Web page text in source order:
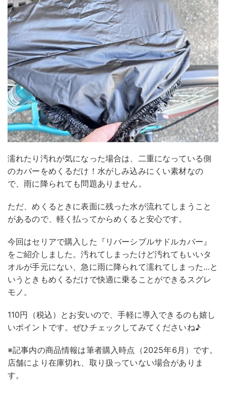
濡れたり汚れが気になった場合は、二重になっている側
のカバーをめくるだけ！水がしみ込みにくい素材なの
で、雨に降られても問題ありません。
ただ、めくるときに表面に残った水が流れてしまうこと
があるので、軽く払ってからめくると安心です。
今回はセリアで購入した『リバーシブルサドルカバー』
をご紹介しました。汚れてしまったけど汚れてもいいタ
オルが手元にない、急に雨に降られて濡れてしまった…と
いうときもめくるだけで快適に乗ることができるスグレ
モノ。
110円（税込）とお安いので、手軽に導入できるのも嬉し
いポイントです。ぜひチェックしてみてくださいね♪
※記事内の商品情報は筆者購入時点（2025年6月）です。
店舗により在庫切れ、取り扱っていない場合がありま
す。